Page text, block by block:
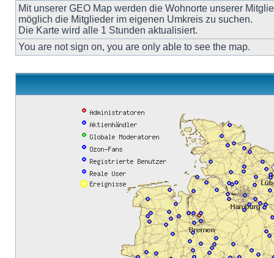
Mit unserer GEO Map werden die Wohnorte unserer
möglich die Mitglieder im eigenen Umkreis zu suchen.
Die Karte wird alle 1 Stunden aktualisiert.
You are not sign on, you are only able to see the map.